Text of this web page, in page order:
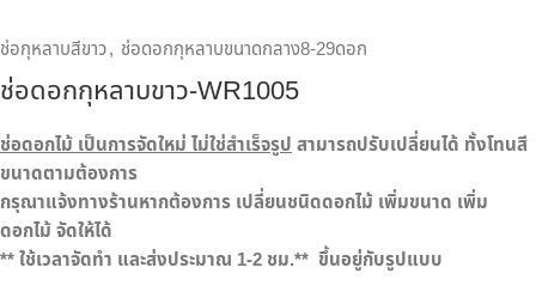
ช่อกุหลาบสีขาว, ช่อดอกกุหลาบขนาดกลาง8-29ดอก
ช่อดอกกุหลาบขาว-WR1005
ช่อดอกไม้ เป็นการจัดใหม่ ไม่ใช่สำเร็จรูปสามารถปรับเปลี่ยนได้ ทั้งโทนสี
ขนาดตามต้องการ
กรุณาแจ้งทางร้านหากต้องการ เปลี่ยนชนิดดอกไม้ เพิ่มขนาด เพิ่ม
ดอกไม้ จัดให้ได้
** ใช้เวลาจัดทำ และส่งประมาณ 1-2 ชม.** ขึ้นอยู่กับรูปแบบ